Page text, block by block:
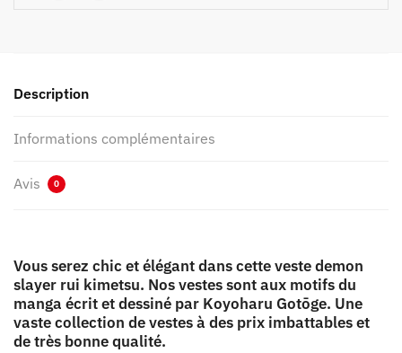
Description
Informations complémentaires
Avis 0
Vous serez chic et élégant dans cette veste demon
slayer rui kimetsu. Nos vestes sont aux motifs du
manga écrit et dessiné par Koyoharu Gotōge. Une
vaste collection de vestes à des prix imbattables et
de très bonne qualité.